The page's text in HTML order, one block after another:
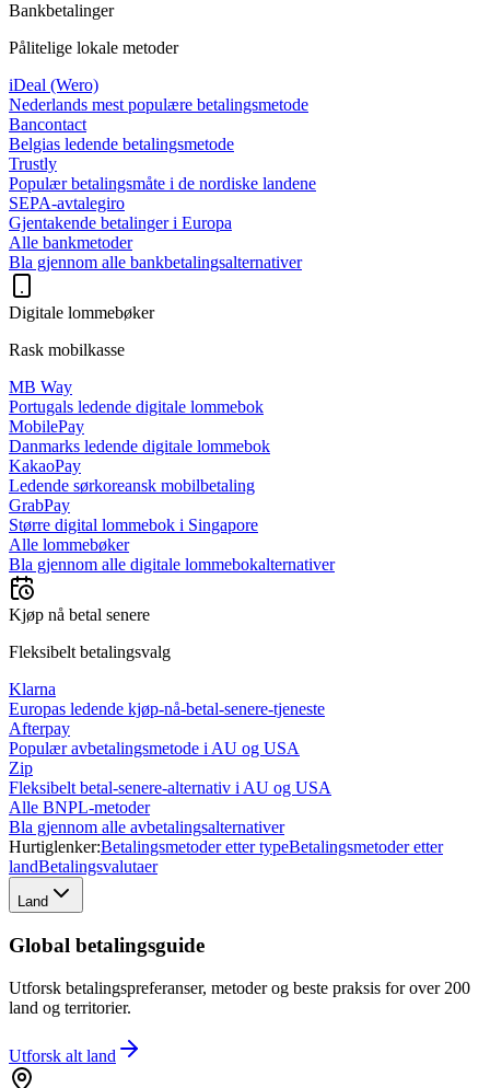
Bankbetalinger
Pålitelige lokale metoder
iDeal (Wero)
Nederlands mest populære betalingsmetode
Bancontact
Belgias ledende betalingsmetode
Trustly
Populær betalingsmåte i de nordiske landene
SEPA-avtalegiro
Gjentakende betalinger i Europa
Alle bankmetoder
Bla gjennom alle bankbetalingsalternativer
Digitale lommebøker
Rask mobilkasse
MB Way
Portugals ledende digitale lommebok
MobilePay
Danmarks ledende digitale lommebok
KakaoPay
Ledende sørkoreansk mobilbetaling
GrabPay
Større digital lommebok i Singapore
Alle lommebøker
Bla gjennom alle digitale lommebokalternativer
Kjøp nå betal senere
Fleksibelt betalingsvalg
Klarna
Europas ledende kjøp-nå-betal-senere-tjeneste
Afterpay
Populær avbetalingsmetode i AU og USA
Zip
Fleksibelt betal-senere-alternativ i AU og USA
Alle BNPL-metoder
Bla gjennom alle avbetalingsalternativer
Hurtiglenker:Betalingsmetoder etter typeBetalingsmetoder etter
landBetalingsvalutaer
Land
Global betalingsguide
Utforsk betalingspreferanser, metoder og beste praksis for over 200
land og territorier.
Utforsk alt land